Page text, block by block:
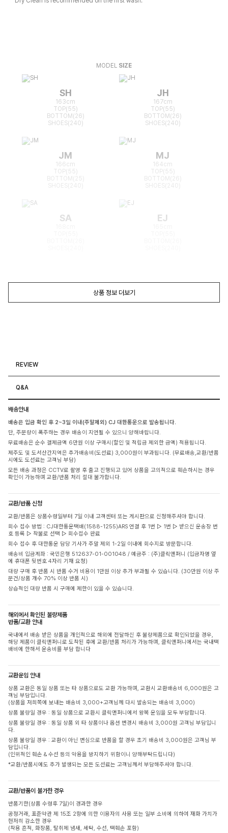
MODEL SIZE
SH
163cm
TOP(55)
BOTTOM(26)
SHOES(240)
JH
167cm
TOP(55)
BOTTOM(26)
SHOES(240)
JM
166cm
TOP(55)
BOTTOM(25)
MJ
164cm
TOP(55)
BOTTOM(26)
SA EJ
상품 정보 더보기
REVIEW
Q&A
배송안내
배송은 입금 확인 후 2~3일 이내(주말제외) CJ 대한통운으로 발송됩니다.
단, 주문량이 폭주하는 경우 배송이 지연될 수 있으니 양해바랍니다.
무료배송은 순수 결제금액 6만원 이상 구매시(할인 및 적립금 제외한 금액) 적용됩니다.
제주도 및 도서산간지역은 추가배송비(도선료) 3,000원이 부과됩니다. (무료배송,교환/반품
시에도 도선료는 고객님 부담)
모든 배송 과정은 CCTV로 촬영 후 출고 진행되고 있어 상품을 고의적으로 훼손하시는 경우
확인이 가능하며 교환/반품 처리 절대 불가합니다.
교환/반품 신청
교환/반품은 상품수령일부터 7일 이내 고객센터 또는 게시판으로 신청해주셔야 합니다.
회수 접수 방법 : CJ대한통운택배(1588-1255)ARS 연결 후 1번 ▷ 1번 ▷ 받으신 운송장 번
호 등록 ▷ 착불로 선택 ▷ 회수접수 완료
회수 접수 후 대한통운 담당 기사가 주말 제외 1-2일 이내에 회수지로 방문합니다.
배송비 입금계좌 : 국민은행 512637-01-001048 / 예금주 : (주)클릭앤퍼니 (입금자명 옆
에 휴대폰 뒷번호 4자리 기재 요청)
대량 구매 후 반품 시 반품 수거 비용이 1만원 이상 추가 부과될 수 있습니다. (30만원 이상 주
문건/상품 개수 70% 이상 반품 시)
상습적인 대량 반품 시 구매에 제한이 있을 수 있습니다.
해외에서 확인된 불량제품
반품/교환 안내
국내에서 배송 받은 상품을 개인적으로 해외에 전달하신 후 불량제품으로 확인되었을 경우,
해당 제품이 클릭앤퍼니로 도착된 후에 교환/반품 처리가 가능하며, 클릭앤퍼니에서는 국내택
배비에 한해서 운송비를 부담 합니다
교환운임 안내
상품 교환은 동일 상품 또는 타 상품으로도 교환 가능하며, 교환시 교환배송비 6,000원은 고
객님 부담입니다.
(상품을 저희쪽에 보내는 배송비 3,000+고객님께 다시 발송되는 배송비 3,000)
상품 불량일 경우 : 동일 상품으로 교환시 클릭앤퍼니에서 왕복 운임을 모두 부담합니다.
상품 불량일 경우 : 동일 상품 외 타 상품이나 옵션 변경시 배송비 3,000원 고객님 부담입니
다.
상품 불량일 경우 : 교환이 아닌 변심으로 반품을 할 경우 초기 배송비 3,000원은 고객님 부
담입니다.
(인위적인 훼손 & 수선 등의 악용을 방지하기 위함이니 양해부탁드립니다)
*교환/반품시에도 추가 발생되는 모든 도선료는 고객님께서 부담해주셔야 합니다.
교환/반품이 불가한 경우
반품기한(상품 수령후 7일)이 경과한 경우
공정거래, 표준약관 제 15조 2항에 의한 이용자의 사용 또는 일부 소비에 의하여 재화 가치가
현저히 감소한 경우
(착용 흔적, 화장품, 탈취제 냄새, 세탁, 수선, 택훼손 포함)